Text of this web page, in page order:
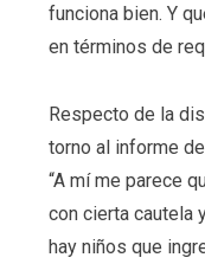
funciona bien. Y
en términos de
Respecto de la
torno al informe
“A mí me parece
con cierta cautela
hay niños que